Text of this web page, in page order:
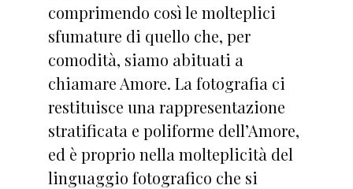
comprimendo così le molteplici
sfumature di quello che, per
comodità, siamo abituati a
chiamare Amore. La fotografia ci
restituisce una rappresentazione
stratificata e poliforme dell’Amore,
ed è proprio nella molteplicità del
linguaggio fotografico che si